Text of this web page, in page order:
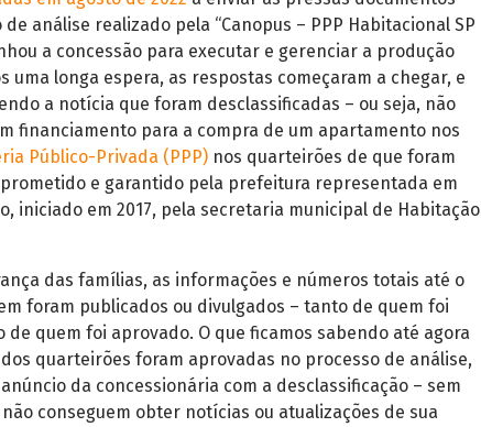
análise realizado pela “Canopus – PPP Habitacional SP
a concessão para executar e gerenciar a produção
uma longa espera, as respostas começaram a chegar, e
a notícia que foram desclassificadas – ou seja, não
financiamento para a compra de um apartamento nos
Público-Privada (PPP) nos quarteirões de que foram
e garantido pela prefeitura representada em
iniciado em 2017, pela secretaria municipal de Habitação
das famílias, as informações e números totais até o
foram publicados ou divulgados – tanto de quem foi
quem foi aprovado. O que ficamos sabendo até agora
quarteirões foram aprovadas no processo de análise,
da concessionária com a desclassificação – sem
conseguem obter notícias ou atualizações de sua